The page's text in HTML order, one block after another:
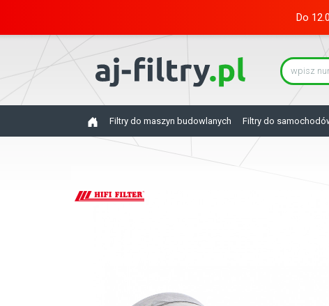
Do
Filtry do maszyn budowlanych Filtry do